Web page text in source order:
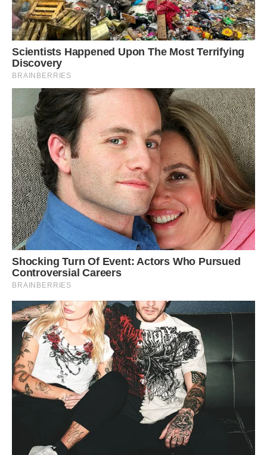
Їх рекомендується вносити разом з водою в суху погоду
під час поливу.
Закладають нові плантації, продовжують доглядати за
старими.
Квітник
Поки квіти ще радують нас своєю красою та ароматом.
Пишно цвітуть гладіолуси, тигридії, бульбові бегонії,
рудбекії, багаторічні жоржини. Цвітуть однолітки: флокси,
левкої, резеда, годеції, диморфотеки.